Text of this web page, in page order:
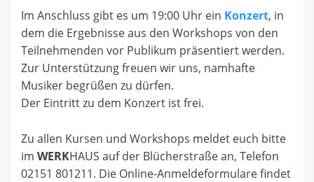
Im Anschluss gibt es um 19:00 Uhr ein Konzert, in
dem die Ergebnisse aus den Workshops von den
Teilnehmenden vor Publikum präsentiert werden.
Zur Unterstützung freuen wir uns, namhafte
Musiker begrüßen zu dürfen.
Der Eintritt zu dem Konzert ist frei.
Zu allen Kursen und Workshops meldet euch bitte
im WERKHAUS auf der Blücherstraße an, Telefon
02151 801211. Die Online-Anmeldeformulare findet